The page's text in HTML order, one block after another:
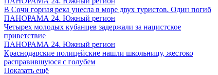
В Сочи горная река унесла в море двух туристов. Один погиб
ПАНОРАМА 24. Южный регион
Четырех молодых кубанцев задержали за нацистское
приветствие
ПАНОРАМА 24. Южный регион
Краснодарские полицейские нашли школьницу, жестоко
расправившуюся с голубем
Показать ещё